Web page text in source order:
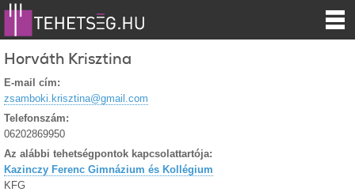
Horváth Krisztina
E-mail cím:
zsamboki.krisztina@gmail.com
Telefonszám:
06202869950
Az alábbi tehetségpontok kapcsolattartója:
Kazinczy Ferenc Gimnázium és Kollégium
KFG